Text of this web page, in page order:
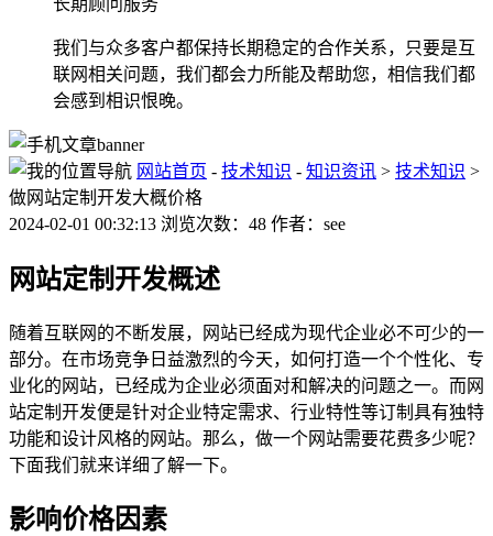
我们与众多客户都保持长期稳定的合作关系，只要是互
联网相关问题，我们都会力所能及帮助您，相信我们都
会感到相识恨晚。
网站首页 - 技术知识 - 知识资讯 > 技术知识 >
做网站定制开发大概价格
2024-02-01 00:32:13 浏览次数：48 作者：see
网站定制开发概述
随着互联网的不断发展，网站已经成为现代企业必不可少的一
部分。在市场竞争日益激烈的今天，如何打造一个个性化、专
业化的网站，已经成为企业必须面对和解决的问题之一。而网
站定制开发便是针对企业特定需求、行业特性等订制具有独特
功能和设计风格的网站。那么，做一个网站需要花费多少呢？
下面我们就来详细了解一下。
影响价格因素